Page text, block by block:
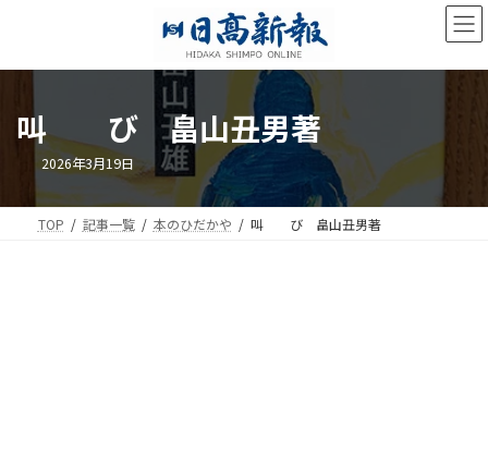
ン
プ
ー
動
叫 び 畠山丑男著
2026年3月19日
TOP 記事一覧 本のひだかや 叫 び 畠山丑男著